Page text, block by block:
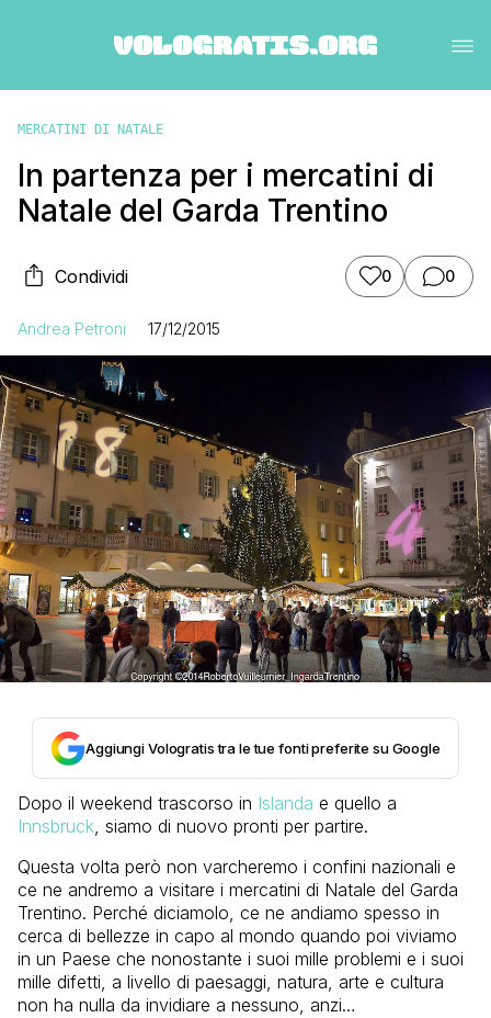
MERCATINI DI NATALE
In partenza per i mercatini di
Natale del Garda Trentino
Condividi 0 0
Andrea Petroni 17/12/2015
Aggiungi Vologratis tra le tue fonti preferite su Google
Dopo il weekend trascorso in Islanda e quello a
Innsbruck, siamo di nuovo pronti per partire.
Questa volta però non varcheremo i confini nazionali e
ce ne andremo a visitare i mercatini di Natale del Garda
Trentino. Perché diciamolo, ce ne andiamo spesso in
cerca di bellezze in capo al mondo quando poi viviamo
in un Paese che nonostante i suoi mille problemi e i suoi
mille difetti, a livello di paesaggi, natura, arte e cultura
non ha nulla da invidiare a nessuno, anzi…